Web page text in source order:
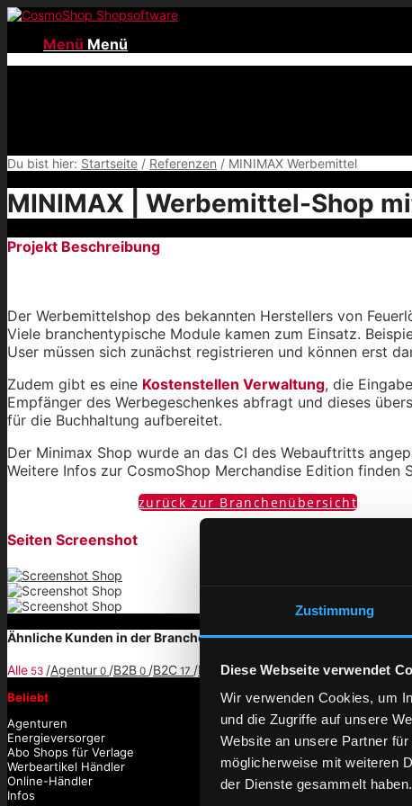
Zustimmung
Diese Webseite verwendet
Wir verwenden Cookies, um
und die Zugriffe auf unsere
Website an unsere Partner
möglicherweise mit weiteren
der Dienste gesammelt
Menü Menü
Du bist hier: Startseite / Referenzen / MINIMAX Werbemittel
MINIMAX | Werbemittel-Shop
Projekt Beschreibung
Der Werbemittelshop des bekannten Herstellers von
Viele branchentypische Module kamen zum Einsatz.
User müssen sich zunächst registrieren und können erst
Zudem gibt es eine Kostenstellen Verwaltung, die
Empfänger des Werbegeschenkes abfragt und dieses
für die Buchhaltung aufbereitet.
Der Minimax Shop wurde an das CI des Webauftritts
Weitere Infos zur CosmoShop Merchandise Edition finden
zurück zur Branchenübersicht
Seiten Screenshot
Ähnliche Kunden in der Branche
Alle 53 /Agentur 0 /B2B 0 /B2C 17 /Bank0/Industrie0/OCI0/Shopware
Beliebt
Agenturen
Energieversorger
Abo Shops für Verlage
Werbeartikel Händler
Online-Händler
Infos